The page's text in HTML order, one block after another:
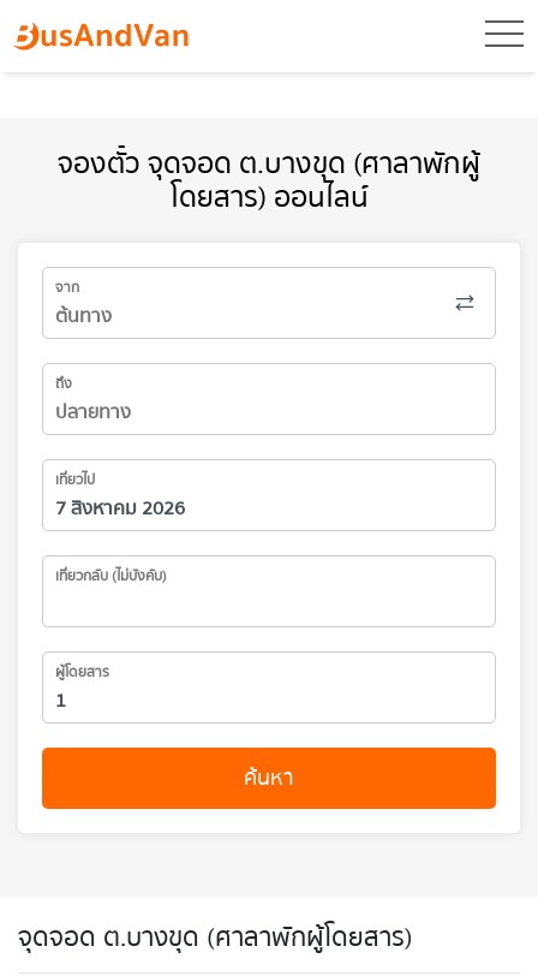
จองตั๋ว จุดจอด ต.บางขุด (ศาลาพักผู้
โดยสาร) ออนไลน์
จาก
ถึง
เที่ยวไป
เที่ยวกลับ (ไม่บังคับ)
ผู้โดยสาร
ค้นหา
จุดจอด ต.บางขุด (ศาลาพักผู้โดยสาร)